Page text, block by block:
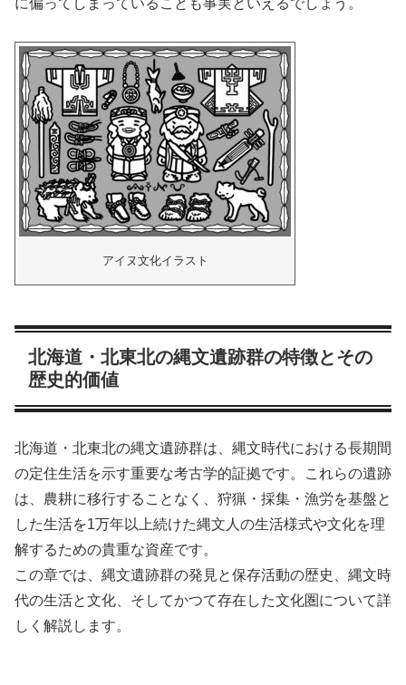
アイヌ文化イラスト
北海道・北東北の縄文遺跡群の特徴とその
歴史的価値
北海道・北東北の縄文遺跡群は、縄文時代における長期間
の定住生活を示す重要な考古学的証拠です。これらの遺跡
は、農耕に移行することなく、狩猟・採集・漁労を基盤と
した生活を1万年以上続けた縄文人の生活様式や文化を理
解するための貴重な資産です。
この章では、縄文遺跡群の発見と保存活動の歴史、縄文時
代の生活と文化、そしてかつて存在した文化圏について詳
しく解説します。